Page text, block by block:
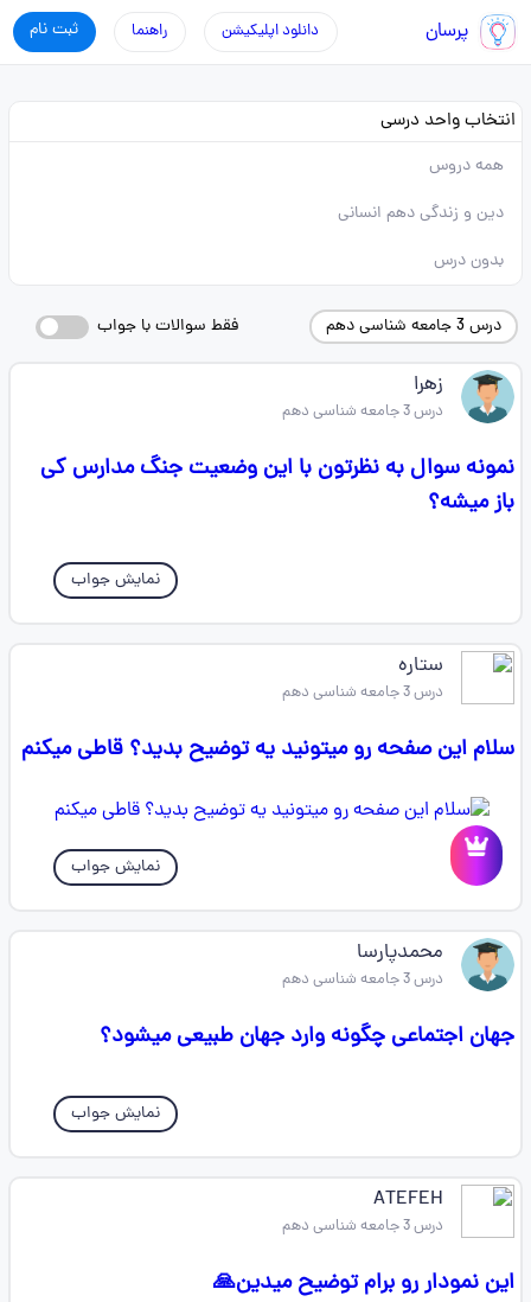
پرسان ثبت نام راهنما دانلود اپلیکیشن
انتخاب واحد درسی
همه دروس
دین و زندگی دهم انسانی
بدون درس
درس 3 جامعه شناسی دهم فقط سوالات با جواب
زهرا
درس 3 جامعه شناسی دهم
نمونه سوال به نظرتون با این وضعیت جنگ مدارس کی
باز میشه؟
نمایش جواب
ستاره
درس 3 جامعه شناسی دهم
سلام این صفحه رو میتونید یه توضیح بدید؟ قاطی میکنم
نمایش جواب
محمدپارسا
درس 3 جامعه شناسی دهم
جهان اجتماعی چگونه وارد جهان طبیعی میشود؟
نمایش جواب
ATEFEH
درس 3 جامعه شناسی دهم
این نمودار رو برام توضیح میدین🙏